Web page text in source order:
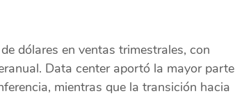
dólares en ventas trimestrales, con
Data center aportó la mayor parte
mientras que la transición hacia